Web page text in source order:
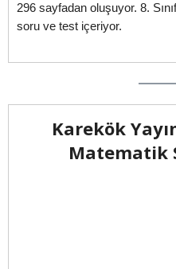
296 sayfadan oluşuyor. 8.
soru ve test içeriyor.
Karekök
Matematik